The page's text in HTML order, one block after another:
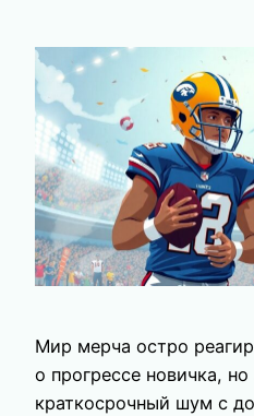
Мир мерча остро
о прогрессе новичка, но
краткосрочный шум с